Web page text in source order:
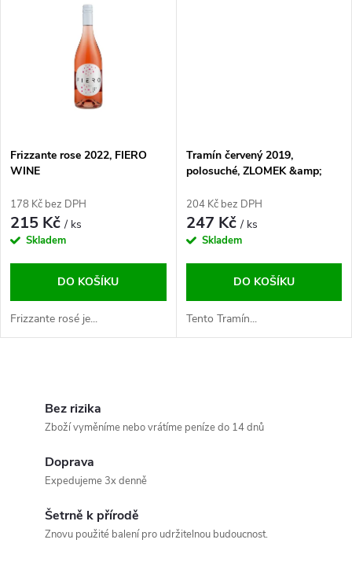
Frizzante rose 2022, FIERO
WINE
178 Kč bez DPH
215 Kč/ ks
Skladem
DO KOŠÍKU
Frizzante rosé je...
Tramín červený 2019,
polosuché, ZLOMEK &amp;
204 Kč bez DPH
247 Kč/ ks
Skladem
DO KOŠÍKU
Tento Tramín...
Bez rizika
Zboží vyměníme nebo vrátíme peníze do 14 dnů
Doprava
Expedujeme 3x denně
Šetrně k přírodě
Znovu použité balení pro udržitelnou budoucnost.